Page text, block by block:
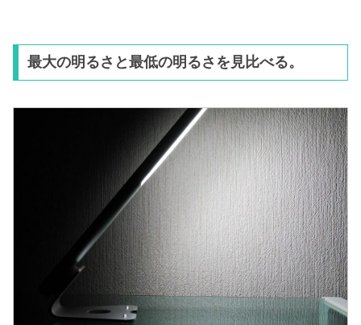
最大の明るさと最低の明るさを見比べる。